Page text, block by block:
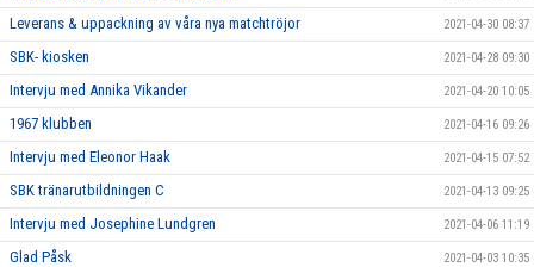
Leverans & uppackning av våra nya matchtröjor 2021-04-30 08:37
SBK- kiosken 2021-04-28 09:30
Intervju med Annika Vikander 2021-04-20 10:05
1967 klubben 2021-04-16 09:26
Intervju med Eleonor Haak 2021-04-15 07:52
SBK tränarutbildningen C 2021-04-13 09:25
Intervju med Josephine Lundgren 2021-04-06 11:19
Glad Påsk 2021-04-03 10:35